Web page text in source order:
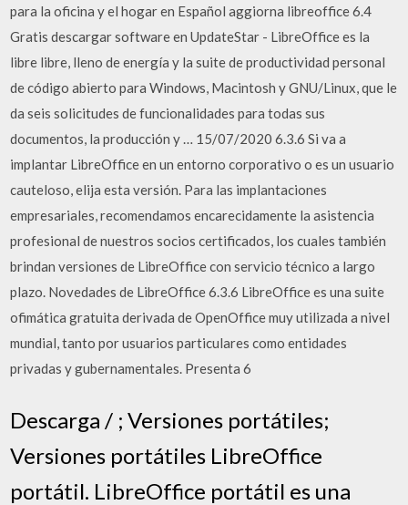
para la oficina y el hogar en Español aggiorna libreoffice 6.4
Gratis descargar software en UpdateStar - LibreOffice es la
libre libre, lleno de energía y la suite de productividad personal
de código abierto para Windows, Macintosh y GNU/Linux, que le
da seis solicitudes de funcionalidades para todas sus
documentos, la producción y … 15/07/2020 6.3.6 Si va a
implantar LibreOffice en un entorno corporativo o es un usuario
cauteloso, elija esta versión. Para las implantaciones
empresariales, recomendamos encarecidamente la asistencia
profesional de nuestros socios certificados, los cuales también
brindan versiones de LibreOffice con servicio técnico a largo
plazo. Novedades de LibreOffice 6.3.6 LibreOffice es una suite
ofimática gratuita derivada de OpenOffice muy utilizada a nivel
mundial, tanto por usuarios particulares como entidades
privadas y gubernamentales. Presenta 6
Descarga / ; Versiones portátiles;
Versiones portátiles LibreOffice
portátil. LibreOffice portátil es una